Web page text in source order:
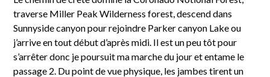
traverse Miller Peak Wilderness forest, descend dans
Sunnyside canyon pour rejoindre Parker canyon Lake ou
j’arrive en tout début d’après midi. Il est un peu tôt pour
s’arrêter donc je poursuit ma marche du jour et entame le
passage 2. Du point de vue physique, les jambes tirent un